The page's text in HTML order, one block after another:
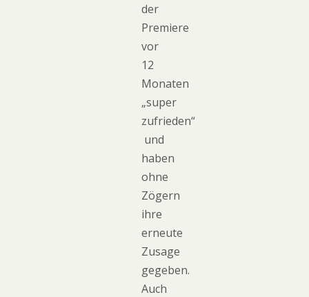
der
Premiere
vor
12
Monaten
„super
zufrieden“
und
haben
ohne
Zögern
ihre
erneute
Zusage
gegeben.
Auch